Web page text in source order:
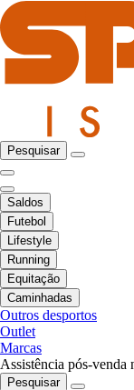
Pesquisar
Saldos
Futebol
Lifestyle
Running
Equitação
Caminhadas
Outros desportos
Outlet
Marcas
Assistência pós-venda
Pesquisar